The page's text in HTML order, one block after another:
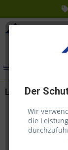
Der
Wir
die
Lasita Maja